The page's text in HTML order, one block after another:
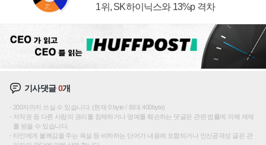
1위, SK하이닉스와 13%p 격차
기사댓글0개
200자까지 쓰실 수 있습니다. (현재 0 byte / 최대 400byte)
저작권 등 다른 사람의 권리를 침해하거나 명예를 훼손하는 댓글은 관련 법률에 의해 제재
를 받을 수 있습니다.
타인에게 불쾌감을 주는 욕설 등 비하하는 단어가 내용에 포함되거나 인신공격성 글은 관